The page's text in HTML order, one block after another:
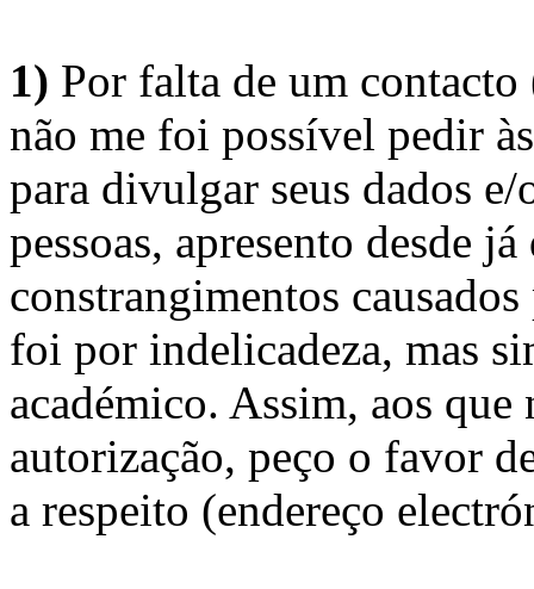
1) Por falta de um
não me foi possível pedir
para divulgar seus dados
pessoas, apresento desde
constrangimentos
foi por indelicadeza, mas
académico. Assim, aos
autorização, peço o favor
a respeito (endereço